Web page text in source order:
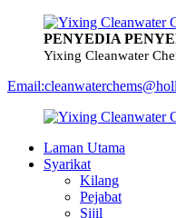
PENYEDIA
Yixing Cleanwater
Laman Utama
Syarikat
Kilang
Pejabat
Sijil